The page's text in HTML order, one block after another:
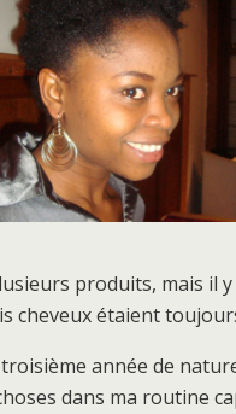
produits, mais il
cheveux étaient
année de
dans ma routine